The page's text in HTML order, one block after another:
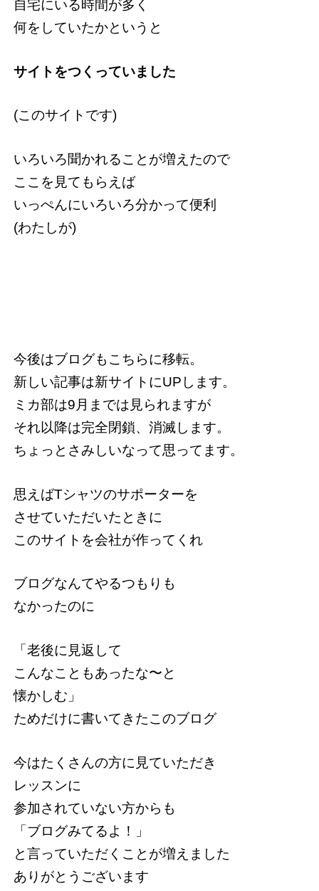
自宅にいる時間が多く
何をしていたかというと
サイトをつくっていました
(このサイトです)
いろいろ聞かれることが増えたので
ここを見てもらえば
いっぺんにいろいろ分かって便利
(わたしが)
今後はブログもこちらに移転。
新しい記事は新サイトにUPします。
ミカ部は9月までは見られますが
それ以降は完全閉鎖、消滅します。
ちょっとさみしいなって思ってます。
思えばTシャツのサポーターを
させていただいたときに
このサイトを会社が作ってくれ
ブログなんてやるつもりも
なかったのに
「老後に見返して
こんなこともあったな〜と
懐かしむ」
ためだけに書いてきたこのブログ
今はたくさんの方に見ていただき
レッスンに
参加されていない方からも
「ブログみてるよ！」
と言っていただくことが増えました
ありがとうございます